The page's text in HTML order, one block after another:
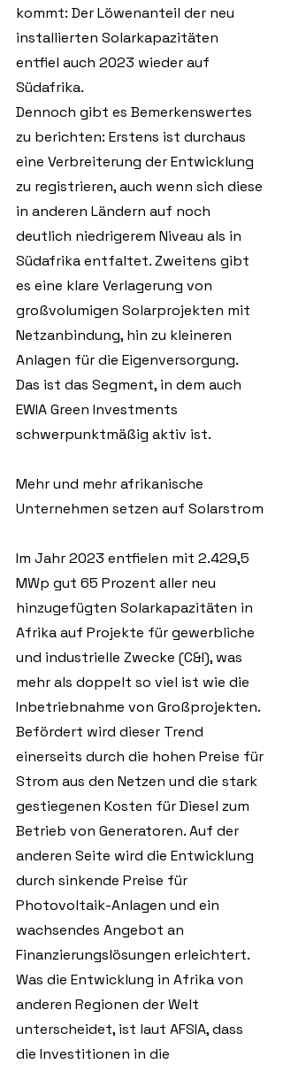
kommt: Der Löwenanteil der neu
installierten Solarkapazitäten
entfiel auch 2023 wieder auf
Südafrika.
Dennoch gibt es Bemerkenswertes
zu berichten: Erstens ist durchaus
eine Verbreiterung der Entwicklung
zu registrieren, auch wenn sich diese
in anderen Ländern auf noch
deutlich niedrigerem Niveau als in
Südafrika entfaltet. Zweitens gibt
es eine klare Verlagerung von
großvolumigen Solarprojekten mit
Netzanbindung, hin zu kleineren
Anlagen für die Eigenversorgung.
Das ist das Segment, in dem auch
EWIA Green Investments
schwerpunktmäßig aktiv ist.
Mehr und mehr afrikanische
Unternehmen setzen auf Solarstrom
Im Jahr 2023 entfielen mit 2.429,5
MWp gut 65 Prozent aller neu
hinzugefügten Solarkapazitäten in
Afrika auf Projekte für gewerbliche
und industrielle Zwecke (C&I), was
mehr als doppelt so viel ist wie die
Inbetriebnahme von Großprojekten.
Befördert wird dieser Trend
einerseits durch die hohen Preise für
Strom aus den Netzen und die stark
gestiegenen Kosten für Diesel zum
Betrieb von Generatoren. Auf der
anderen Seite wird die Entwicklung
durch sinkende Preise für
Photovoltaik-Anlagen und ein
wachsendes Angebot an
Finanzierungslösungen erleichtert.
Was die Entwicklung in Afrika von
anderen Regionen der Welt
unterscheidet, ist laut AFSIA, dass
die Investitionen in die